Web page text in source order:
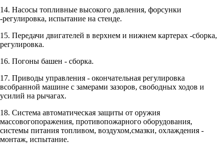
14. Насосы топливные высокого давления, форсунки
-регулировка, испытание на стенде.
15. Передачи двигателей в верхнем и нижнем картерах -сборка,
регулировка.
16. Погоны башен - сборка.
17. Приводы управления - окончательная регулировка
всобранной машине с замерами зазоров, свободных ходов и
усилий на рычагах.
18. Система автоматическая защиты от оружия
массовогопоражения, противопожарного оборудования,
системы питания топливом, воздухом,смазки, охлаждения -
монтаж, испытание.